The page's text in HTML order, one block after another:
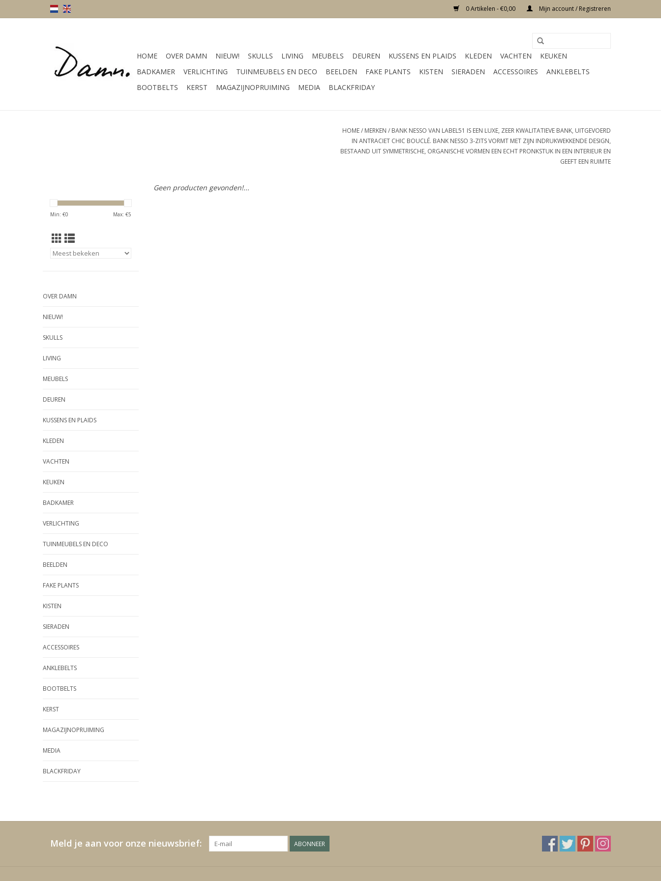
0 Artikelen - €0,00 Mijn account / Registreren
HOME OVER DAMN NIEUW! SKULLS LIVING MEUBELS DEUREN KUSSENS EN PLAIDS KLEDEN VACHTEN
KEUKEN
BADKAMER
VERLICHTING TUINMEUBELS EN DECO BEELDEN FAKE PLANTS KISTEN SIERADEN ACCESSOIRES
ANKLEBELTS
BOOTBELTS
KERST MAGAZIJNOPRUIMING MEDIA BLACKFRIDAY
HOME/ MERKEN / BANK NESSO VAN LABEL51 IS EEN LUXE, ZEER KWALITATIEVE BANK, UITGEVOERD
IN ANTRACIET CHIC BOUCLÉ. BANK NESSO 3-ZITS VORMT MET ZIJN INDRUKWEKKENDE DESIGN,
BESTAAND UIT SYMMETRISCHE, ORGANISCHE VORMEN EEN ECHT PRONKSTUK IN EEN INTERIEUR EN
GEEFT EEN RUIMTE
Min: €0 Max: €5
OVER DAMN
NIEUW!
SKULLS
LIVING
MEUBELS
DEUREN
KUSSENS EN PLAIDS
KLEDEN
VACHTEN
KEUKEN
BADKAMER
VERLICHTING
TUINMEUBELS EN DECO
BEELDEN
FAKE PLANTS
KISTEN
SIERADEN
ACCESSOIRES
ANKLEBELTS
BOOTBELTS
KERST
MAGAZIJNOPRUIMING
MEDIA
BLACKFRIDAY
Geen producten gevonden!...
Meld je aan voor onze nieuwsbrief: ABONNEER